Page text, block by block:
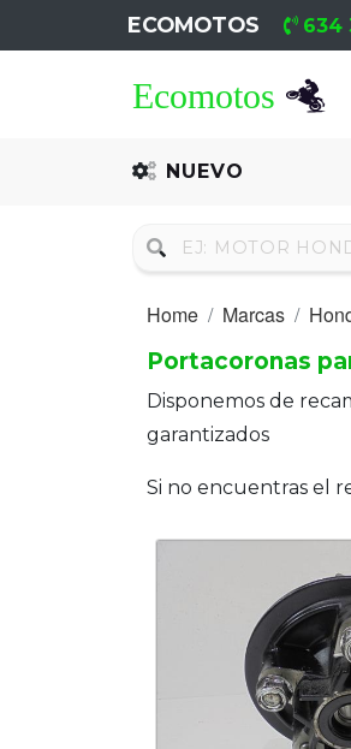
ECOMOTOS 634
NUEVO
Recambio
Neumáticos
Motores
Motores
Home Marcas
Portacoronas
Disponemos de
garantizados
Si no encuentras el